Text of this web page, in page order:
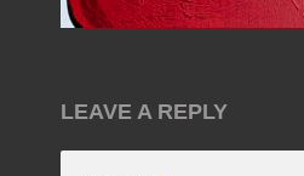
LEAVE A REPLY